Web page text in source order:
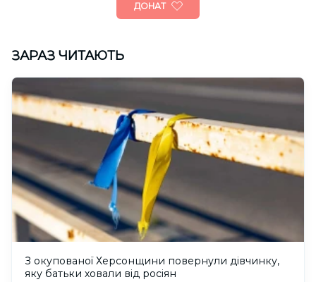
ДОНАТ
ЗАРАЗ ЧИТАЮТЬ
З окупованої Херсонщини повернули дівчинку,
яку батьки ховали від росіян